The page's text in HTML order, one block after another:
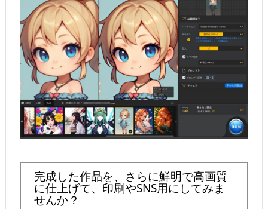
完成した作品を、さらに鮮明で高画質
に仕上げて、印刷やSNS用にしてみま
せんか？